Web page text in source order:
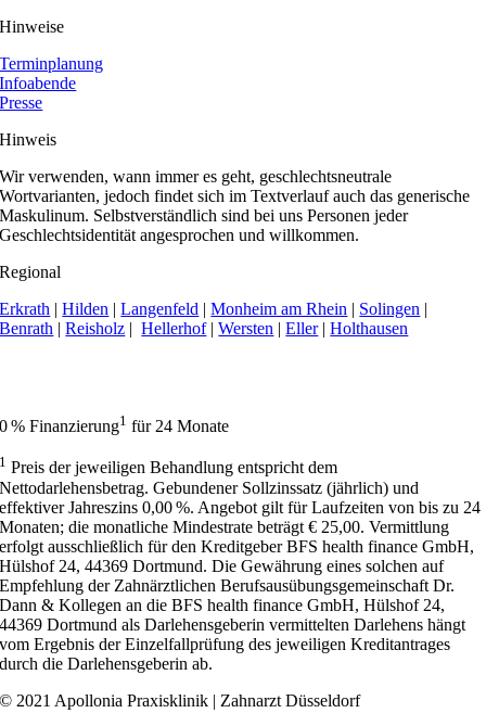
Hinweise
Terminplanung
Infoabende
Presse
Hinweis
Wir verwenden, wann immer es geht, geschlechtsneutrale
Wortvarianten, jedoch findet sich im Textverlauf auch das generische
Maskulinum. Selbstverständlich sind bei uns Personen jeder
Geschlechtsidentität angesprochen und willkommen.
Regional
Erkrath |Hilden |Langenfeld |Monheim am Rhein | Solingen |
Benrath |Reisholz |Hellerhof|Wersten |Eller|Holthausen
0 % Finanzierung1 für 24 Monate
1 Preis der jeweiligen Behandlung entspricht dem
Nettodarlehensbetrag. Gebundener Sollzinssatz (jährlich) und
effektiver Jahreszins 0,00 %. Angebot gilt für Laufzeiten von bis zu 24
Monaten; die monatliche Mindestrate beträgt € 25,00. Vermittlung
erfolgt ausschließlich für den Kreditgeber BFS health finance GmbH,
Hülshof 24, 44369 Dortmund. Die Gewährung eines solchen auf
Empfehlung der Zahnärztlichen Berufsausübungsgemeinschaft Dr.
Dann & Kollegen an die BFS health finance GmbH, Hülshof 24,
44369 Dortmund als Darlehensgeberin vermittelten Darlehens hängt
vom Ergebnis der Einzelfallprüfung des jeweiligen Kreditantrages
durch die Darlehensgeberin ab.
© 2021 Apollonia Praxisklinik | Zahnarzt Düsseldorf